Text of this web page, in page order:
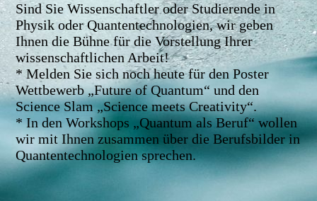
Sind Sie Wissenschaftler oder Studierende in
Physik oder Quantentechnologien, wir geben
Ihnen die Bühne für die Vorstellung Ihrer
wissenschaftlichen Arbeit!
* Melden Sie sich noch heute für den Poster
Wettbewerb „Future of Quantum“ und den
Science Slam „Science meets Creativity“.
* In den Workshops „Quantum als Beruf“ wollen
wir mit Ihnen zusammen über die Berufsbilder in
Quantentechnologien sprechen.